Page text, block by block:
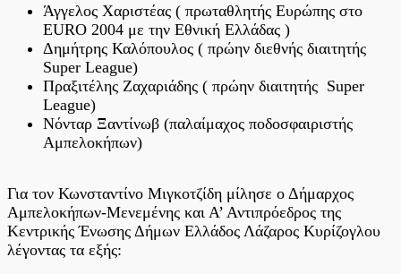
Άγγελος Χαριστέας ( πρωταθλητής Ευρώπης στο
EURO 2004 με την Εθνική Ελλάδας )
Δημήτρης Καλόπουλος ( πρώην διεθνής διαιτητής
Super League)
Πραξιτέλης Ζαχαριάδης ( πρώην διαιτητής Super
League)
Νόνταρ Ξαντίνωβ (παλαίμαχος ποδοσφαιριστής
Αμπελοκήπων)
Για τον Κωνσταντίνο Μιγκοτζίδη μίλησε ο Δήμαρχος
Αμπελοκήπων-Μενεμένης και Α’ Αντιπρόεδρος της
Κεντρικής Ένωσης Δήμων Ελλάδος Λάζαρος Κυρίζογλου
λέγοντας τα εξής: